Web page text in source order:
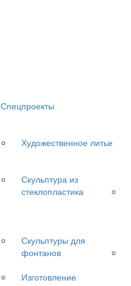
Спецпроекты
Художественное литье
Скульптура из
стеклопластика
Скульптуры для
фонтанов
Изготовление